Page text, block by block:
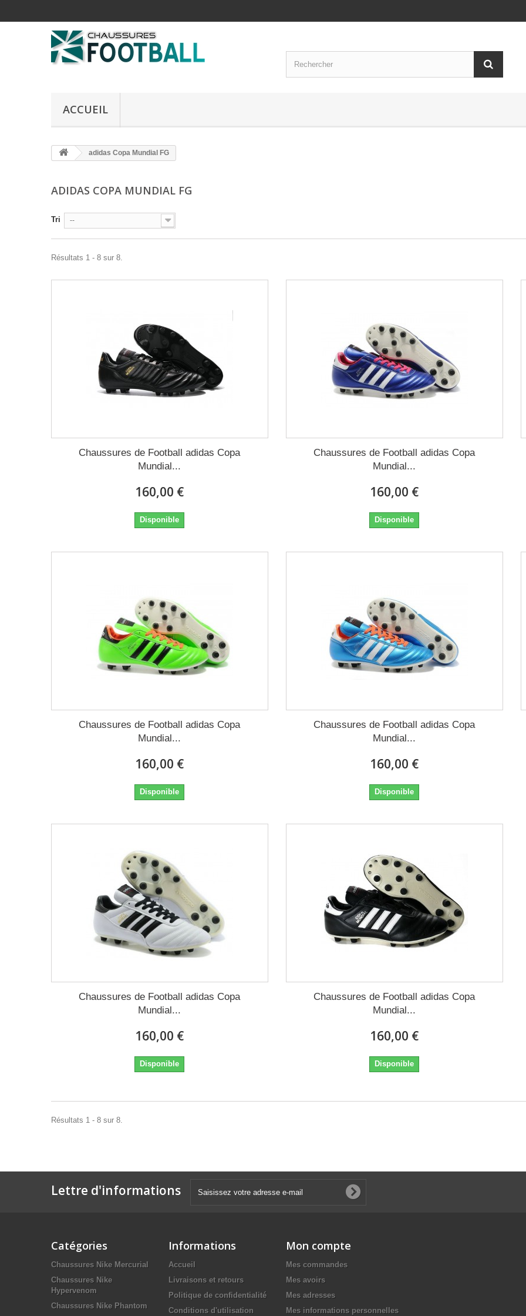
ACCUEIL
adidas Copa Mundial FG
ADIDAS COPA MUNDIAL FG
Tri --
Résultats 1 - 8 sur 8.
Chaussures de Football adidas Copa
Mundial...
160,00 €
Disponible
Chaussures de Football adidas Copa
Mundial...
160,00 €
Disponible
Chaussures de Football adidas Copa
Mundial...
160,00 €
Disponible
Chaussures de Football adidas Copa
Mundial...
160,00 €
Disponible
Chaussures de Football adidas Copa
Mundial...
160,00 €
Disponible
Chaussures de Football adidas Copa
Mundial...
160,00 €
Disponible
Résultats 1 - 8 sur 8.
Lettre d'informations
Catégories
Chaussures Nike Mercurial
Chaussures Nike
Hypervenom
Chaussures Nike Phantom
Informations
Accueil
Livraisons et retours
Politique de confidentialité
Conditions d'utilisation
Mon compte
Mes commandes
Mes avoirs
Mes adresses
Mes informations personnelles